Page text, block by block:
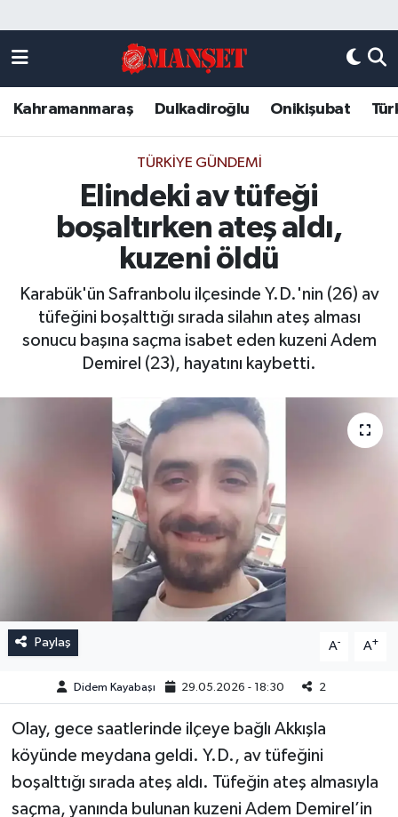
Kahramanmaraş Dulkadiroğlu Onikişubat
TÜRKIYE GÜNDEMI
Elindeki av tüfeği
boşaltırken ateş aldı,
kuzeni öldü
Karabük'ün Safranbolu ilçesinde Y.D.'nin (26) av
tüfeğini boşalttığı sırada silahın ateş alması
sonucu başına saçma isabet eden kuzeni Adem
Demirel (23), hayatını kaybetti.
Paylaş A- A+
Didem Kayabaşı 29.05.2026 - 18:30 2
Olay, gece saatlerinde ilçeye bağlı Akkışla
köyünde meydana geldi. Y.D., av tüfeğini
boşalttığı sırada ateş aldı. Tüfeğin ateş almasıyla
saçma, yanında bulunan kuzeni Adem Demirel’in
DULKADİROĞLU
KAHRAMANMARAŞ
ONİKİŞUBAT
ÖZEL HABER
Künye
Kahramanmaraş Nöbetçi Eczaneler
Kahramanmaraş Hava Durumu
Kahramanmaraş Trafik Yoğunluk Haritası
Süper Lig Puan Durumu ve Fikstür
Tüm Manşetler
Son Dakika Haberleri
Haber Arşivi